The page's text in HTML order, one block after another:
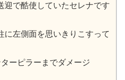
迎で酷使していたセレナです
に左側面を思いきりこすって
ーピラーまでダメージ